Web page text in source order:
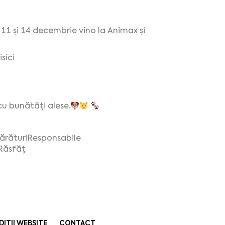
și 14 decembrie vino la Animax și
bunătăți alese.